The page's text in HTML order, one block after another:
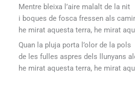
Mentre bleixa l’aire malalt de la nit
i boques de fosca fressen als
he mirat aquesta terra, he mirat
Quan la pluja porta l’olor de la pols
de les fulles aspres dels llunyans
he mirat aquesta terra, he mirat